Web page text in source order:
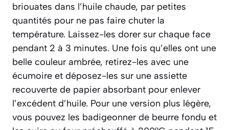
briouates dans l’huile chaude, par petites
quantités pour ne pas faire chuter la
température. Laissez-les dorer sur chaque face
pendant 2 à 3 minutes. Une fois qu’elles ont une
belle couleur ambrée, retirez-les avec une
écumoire et déposez-les sur une assiette
recouverte de papier absorbant pour enlever
l’excédent d’huile. Pour une version plus légère,
vous pouvez les badigeonner de beurre fondu et